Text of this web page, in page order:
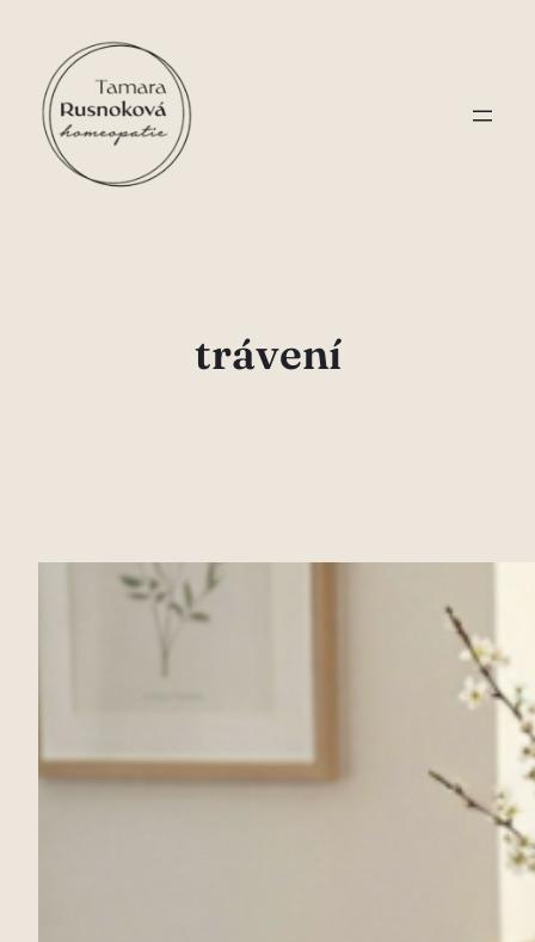
obsah
trávení